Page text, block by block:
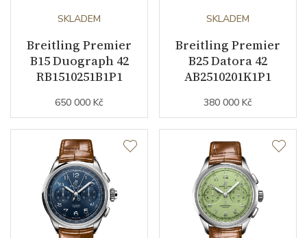
Váha (g) 146.00
Záruční doba
nepodnikatelé (měsíců)
Modelová řada
SKLADEM
Breitling Premier
B15 Duograph 42
RB1510251B1P1
650 000 Kč
SKLADEM
Breitling Premier
B25 Datora 42
AB2510201K1P1
380 000 Kč